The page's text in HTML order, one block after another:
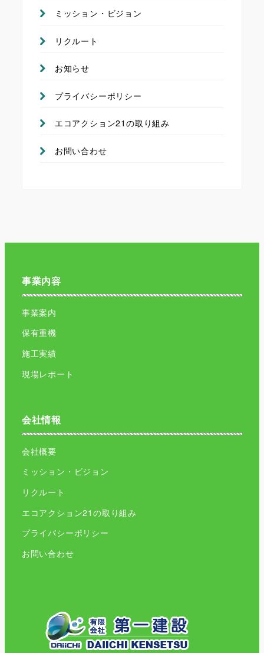
ミッション・ビジョン
リクルート
お知らせ
プライバシーポリシー
エコアクション21の取り組み
お問い合わせ
事業内容
事業案内
保有重機
施工実績
現場レポート
会社情報
会社概要
ミッション・ビジョン
リクルート
エコアクション21の取り組み
プライバシーポリシー
お問い合わせ